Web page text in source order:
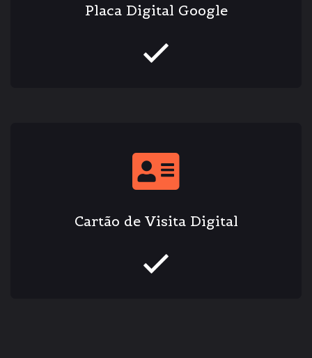
Placa Digital Google
Cartão de Visita Digital